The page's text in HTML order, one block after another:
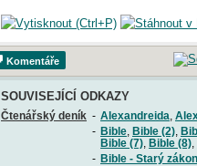
Komentáře
SOUVISEJÍCÍ ODKAZY
Čtenářský deník - Alexandreida
- Bible Bible (2)
Bible (7)
Bible (8)
- Bible - Starý zákon